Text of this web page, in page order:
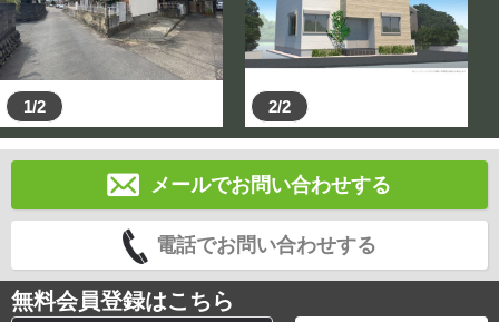
1/2 2/2
メールでお問い合わせする
電話でお問い合わせする
無料会員登録はこちら